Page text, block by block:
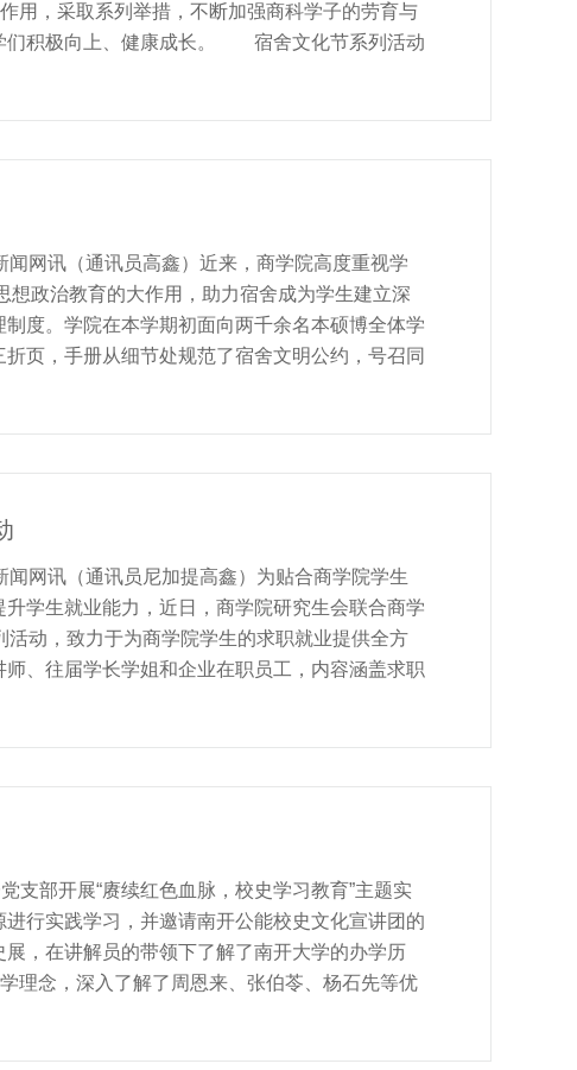
用，采取系列举措，不断加强商科学子的劳育与
们积极向上、健康成长。 宿舍文化节系列活动
设置宿舍清扫前后对比和宿舍创意设计投稿、特
综合辅导员下宿舍卫生检查情况，评选出热爱创
成果集，同时为进步增强宿舍集体凝聚力
网讯（通讯员高鑫）近来，商学院高度重视学
政治教育的大作用，助力宿舍成为学生建立深
。学院在本学期初面向两千余名本硕博全体学
页，手册从细节处规范了宿舍文明公约，号召同
意识，营造温馨、友爱的生活氛围。此外，生活
大清扫运动”倡议书，倡议书以社会主义核心价
宿舍的硬环境与软环境建设。 践行一线规则，
网讯（通讯员尼加提高鑫）为贴合商学院学生
学生就业能力，近日，商学院研究生会联合商学
活动，致力于为商学院学生的求职就业提供全方
往届学长学姐和企业在职员工，内容涵盖求职
300余名本硕博同学积极参与。 机构讲师王建
条明晰的方向。 求职经验系列分享会邀请了
程、报考条件、岗位设置等情况，分享自己的岗
支部开展“赓续红色血脉，校史学习教育”主题实
行实践学习，并邀请南开公能校史文化宣讲团的
，在讲解员的带领下了解了南开大学的办学历
理念，深入了解了周恩来、张伯苓、杨石先等优
、2019级本科生汤耀东表示：“通过校史馆的丰